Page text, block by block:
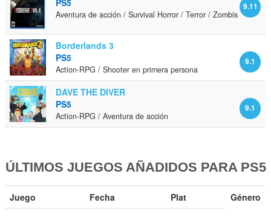
9.11
Aventura de acción / Survival Horror / Terror / Zombis
Borderlands 3
9.1
PS5
Action-RPG / Shooter en primera persona
DAVE THE DIVER
9.1
PS5
Action-RPG / Aventura de acción
ÚLTIMOS JUEGOS AÑADIDOS PARA PS5
Juego Fecha Plat Género